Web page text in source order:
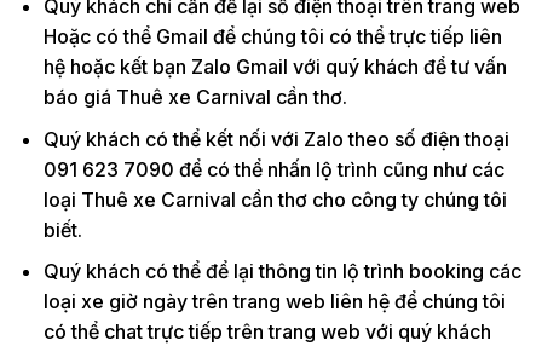
Quý khách chỉ cần để lại số điện thoại trên trang web
Hoặc có thể Gmail để chúng tôi có thể trực tiếp liên
hệ hoặc kết bạn Zalo Gmail với quý khách để tư vấn
báo giá Thuê xe Carnival cần thơ.
Quý khách có thể kết nối với Zalo theo số điện thoại
091 623 7090 để có thể nhấn lộ trình cũng như các
loại Thuê xe Carnival cần thơ cho công ty chúng tôi
biết.
Quý khách có thể để lại thông tin lộ trình booking các
loại xe giờ ngày trên trang web liên hệ để chúng tôi
có thể chat trực tiếp trên trang web với quý khách